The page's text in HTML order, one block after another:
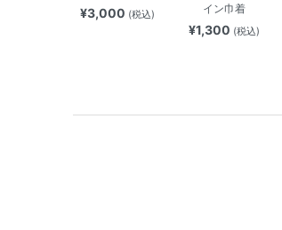
¥3,000 (税込)
イン巾着
¥1,300 (税込)